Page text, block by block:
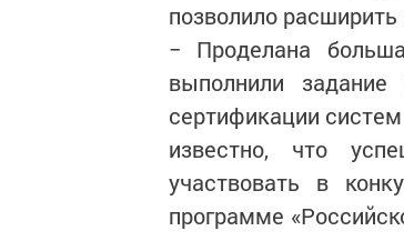
позволило
− Проделана
выполнили задание
сертификации
известно, что
участвовать в
программе